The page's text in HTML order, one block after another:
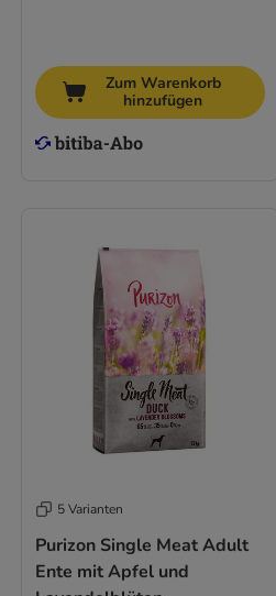
Zum Warenkorb
hinzufügen
5 Varianten
Purizon Single Meat Adult
Ente mit Apfel und